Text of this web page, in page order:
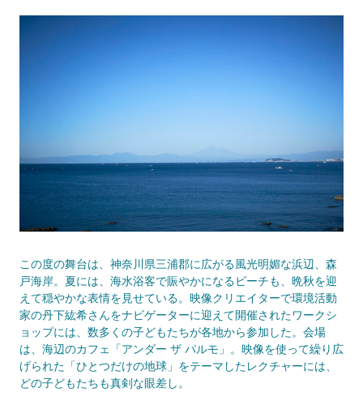
この度の舞台は、神奈川県三浦郡に広がる風光明媚な浜辺、森
戸海岸。夏には、海水浴客で賑やかになるビーチも、晩秋を迎
えて穏やかな表情を見せている。映像クリエイターで環境活動
家の丹下紘希さんをナビゲーターに迎えて開催されたワークシ
ョップには、数多くの子どもたちが各地から参加した。会場
は、海辺のカフェ「アンダー ザ パルモ」。映像を使って繰り広
げられた「ひとつだけの地球」をテーマしたレクチャーには、
どの子どもたちも真剣な眼差し。